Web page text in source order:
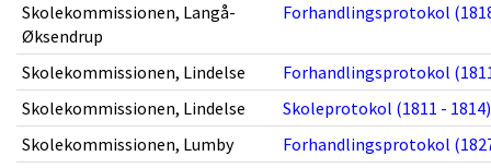
Skolekommissionen, Langå-
Øksendrup
Forhandlingsprotokol
Skolekommissionen, Lindelse
Forhandlingsprotokol
Skolekommissionen, Lindelse
Skoleprotokol (1811 - 1814)
Skolekommissionen, Lumby
Forhandlingsprotokol